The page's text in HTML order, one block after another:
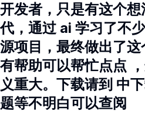
开发者，只是有这个
代，通过 ai 学习了不
源项目，最终做出了
有帮助可以帮忙点点
义重大。下载请到 中
题等不明白可以查阅